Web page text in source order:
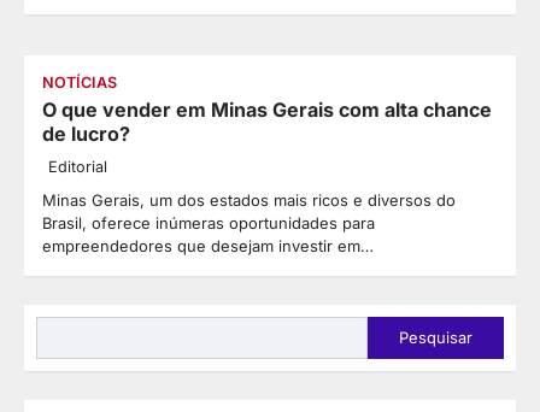
NOTÍCIAS
O que vender em Minas Gerais com alta chance
de lucro?
Editorial
Minas Gerais, um dos estados mais ricos e diversos do
Brasil, oferece inúmeras oportunidades para
empreendedores que desejam investir em…
Pesquisar